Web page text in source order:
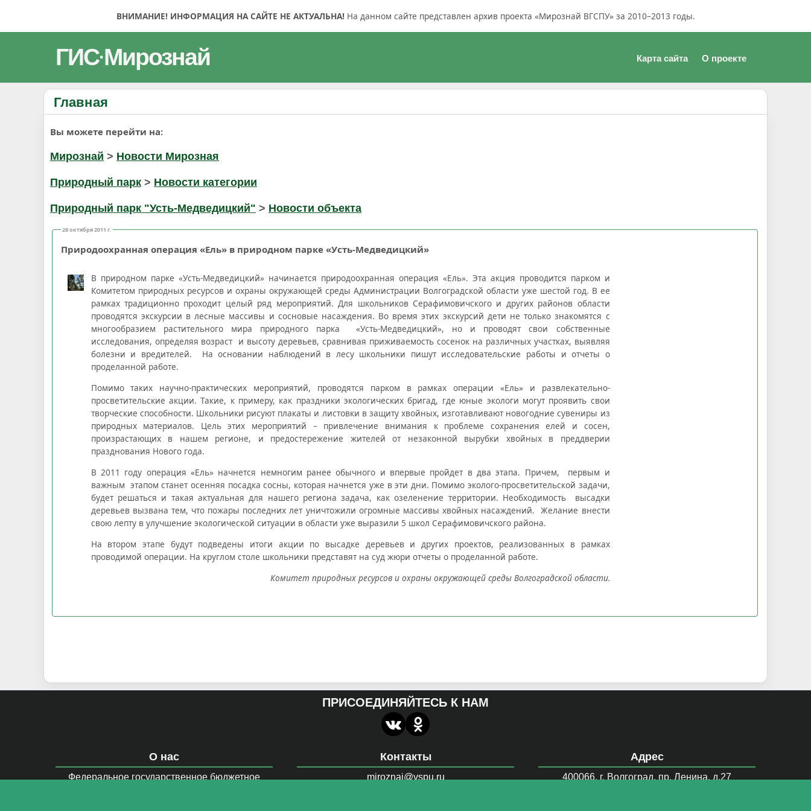
ВНИМАНИЕ! ИНФОРМАЦИЯ НА САЙТЕ НЕ АКТУАЛЬНА! На данном сайте представлен архив проекта «Мирознай ВГСПУ» за 2010–2013 годы.
ГИС·Мирознай Карта сайта О проекте
Главная
Вы можете перейти на:
Мирознай > Новости Мирозная
Природный парк > Новости категории
Природный парк "Усть-Медведицкий" > Новости объекта
28 октября 2011 г.
Природоохранная операция «Ель» в природном парке «Усть-Медведицкий»
В природном парке «Усть-Медведицкий» начинается природоохранная операция «Ель». Эта акция проводится парком и
Комитетом природных ресурсов и охраны окружающей среды Администрации Волгоградской области уже шестой год. В ее
рамках традиционно проходит целый ряд мероприятий. Для школьников Серафимовичского и других районов области
проводятся экскурсии в лесные массивы и сосновые насаждения. Во время этих экскурсий дети не только знакомятся с
многообразием растительного мира природного парка «Усть-Медведицкий», но и проводят свои собственные
исследования, определяя возраст и высоту деревьев, сравнивая приживаемость сосенок на различных участках, выявляя
болезни и вредителей. На основании наблюдений в лесу школьники пишут исследовательские работы и отчеты о
проделанной работе.
Помимо таких научно-практических мероприятий, проводятся парком в рамках операции «Ель» и развлекательно-
просветительские акции. Такие, к примеру, как праздники экологических бригад, где юные экологи могут проявить свои
творческие способности. Школьники рисуют плакаты и листовки в защиту хвойных, изготавливают новогодние сувениры из
природных материалов. Цель этих мероприятий – привлечение внимания к проблеме сохранения елей и сосен,
произрастающих в нашем регионе, и предостережение жителей от незаконной вырубки хвойных в преддверии
празднования Нового года.
В 2011 году операция «Ель» начнется немногим ранее обычного и впервые пройдет в два этапа. Причем, первым и
важным этапом станет осенняя посадка сосны, которая начнется уже в эти дни. Помимо эколого-просветительской задачи,
будет решаться и такая актуальная для нашего региона задача, как озеленение территории. Необходимость высадки
деревьев вызвана тем, что пожары последних лет уничтожили огромные массивы хвойных насаждений. Желание внести
свою лепту в улучшение экологической ситуации в области уже выразили 5 школ Серафимовичского района.
На втором этапе будут подведены итоги акции по высадке деревьев и других проектов, реализованных в рамках
проводимой операции. На круглом столе школьники представят на суд жюри отчеты о проделанной работе.
Комитет природных ресурсов и охраны окружающей среды Волгоградской области.
ПРИСОЕДИНЯЙТЕСЬ К НАМ
О нас
Федеральное государственное бюджетное
Контакты
miroznai@vspu.ru
Адрес
400066, г. Волгоград, пр. Ленина, д.27